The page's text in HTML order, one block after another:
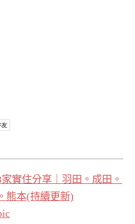
實住分享｜羽田。成田。
熊本(持續更新)